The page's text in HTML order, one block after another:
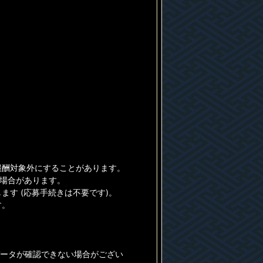
対象外にすることがあります。
合があります。
す (応募手続きは不要です)。
タが確認できない場合がござい